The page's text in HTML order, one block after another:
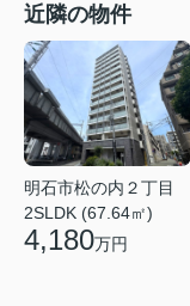
近隣の物件
明石市松の内２丁目
2SLDK (67.64㎡)
4,180万円